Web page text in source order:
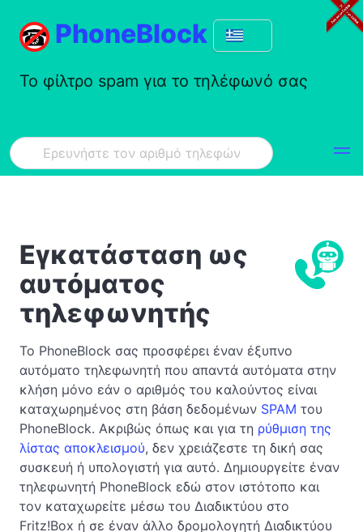
PhoneBlock
Το φίλτρο spam για το τηλέφωνό σας
Εγκατάσταση ως
αυτόματος
τηλεφωνητής
Το PhoneBlock σας προσφέρει έναν έξυπνο
αυτόματο τηλεφωνητή που απαντά αυτόματα στην
κλήση μόνο εάν ο αριθμός του καλούντος είναι
καταχωρημένος στη βάση δεδομένων SPAM του
PhoneBlock. Ακριβώς όπως και για τη ρύθμιση της
λίστας αποκλεισμού, δεν χρειάζεστε τη δική σας
συσκευή ή υπολογιστή για αυτό. Δημιουργείτε έναν
τηλεφωνητή PhoneBlock εδώ στον ιστότοπο και
τον καταχωρείτε μέσω του Διαδικτύου στο
Fritz!Box ή σε έναν άλλο δρομολογητή Διαδικτύου